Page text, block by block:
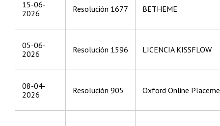
15-06-
2026
Resolución 1677 BETHEME
05-06-
2026
Resolución 1596 LICENCIA KISSFLOW
08-04-
2026
Resolución 905 Oxford Online